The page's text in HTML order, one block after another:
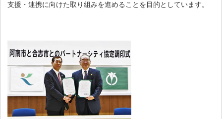
支援・連携に向けた取り組みを進めることを目的としています。